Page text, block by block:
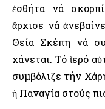
ἐσθήτα νά
ἄρχισε νά
Θεία Σκέπη νά
χάνεται. Τό ἱερό
συμβόλιζε τήν
ἡ Παναγία στούς